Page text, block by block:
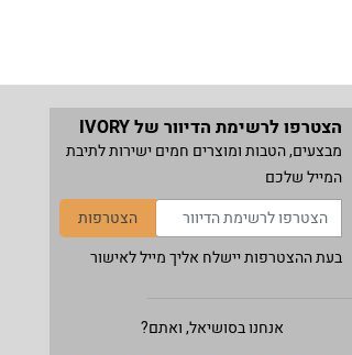
הצטרפו לרשימת הדיוור של IVORY
מבצעים, הטבות ומוצרים חמים ישירות לתיבת
המייל שלכם
הצטרפות
בעת ההצטרפות יישלח אליך מייל לאישור
אנחנו בסושיאל, ואתם?